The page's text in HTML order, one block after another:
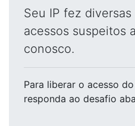
Seu IP fez
acessos suspeitos
conosco.
Para liberar o acesso
responda ao desafio